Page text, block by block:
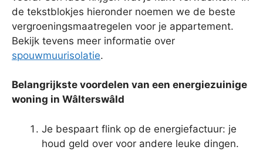
de tekstblokjes hieronder noemen we de beste
vergroeningsmaatregelen voor je appartement.
Bekijk tevens meer informatie over
spouwmuurisolatie.
Belangrijkste voordelen van een energiezuinige
woning in Wâlterswâld
Je bespaart flink op de energiefactuur: je
houd geld over voor andere leuke dingen.